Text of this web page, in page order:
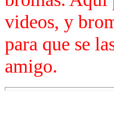
videos, y
para que se
amigo.